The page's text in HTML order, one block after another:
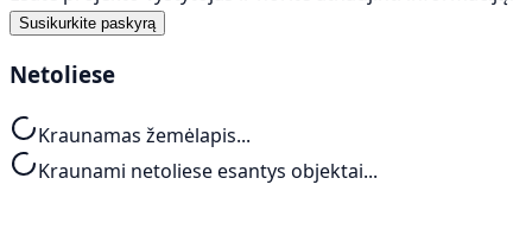
Susikurkite paskyrą
Netoliese
Kraunamas žemėlapis...
Kraunami netoliese esantys objektai...